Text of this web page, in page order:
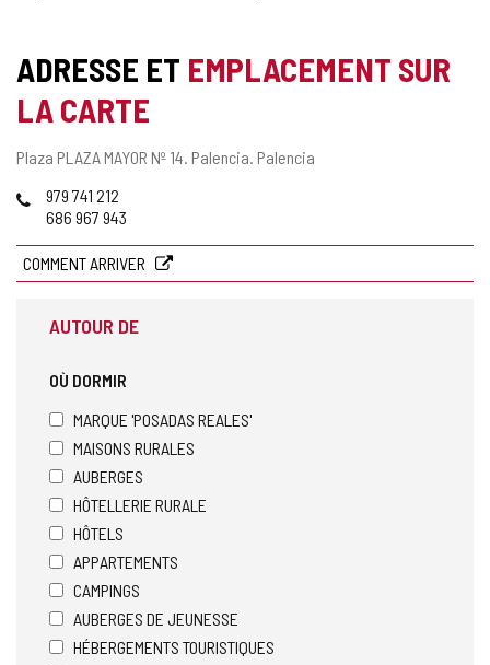
ADRESSE ET EMPLACEMENT SUR
LA CARTE
Adresse
Plaza PLAZA MAYOR Nº 14. Palencia. Palencia
Téléphones
979 741 212
686 967 943
COMMENT ARRIVER
AUTOUR DE
OÙ DORMIR
MARQUE 'POSADAS REALES'
MAISONS RURALES
AUBERGES
HÔTELLERIE RURALE
HÔTELS
APPARTEMENTS
CAMPINGS
AUBERGES DE JEUNESSE
HÉBERGEMENTS TOURISTIQUES